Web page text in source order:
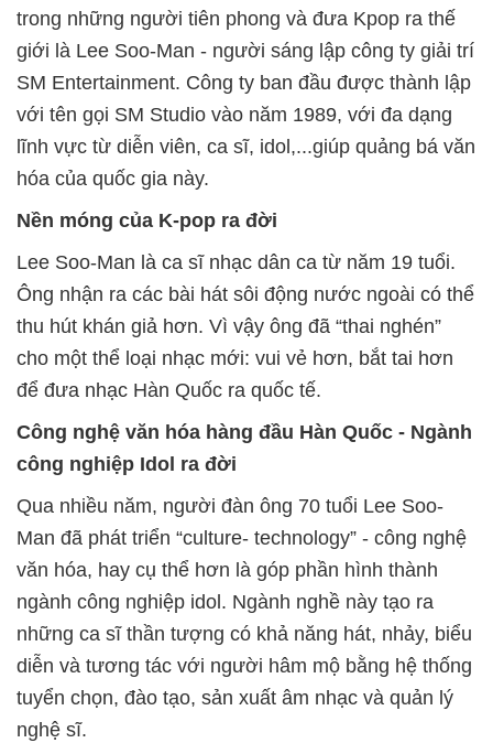
trong những người tiên phong và đưa Kpop ra thế
giới là Lee Soo-Man - người sáng lập công ty giải trí
SM Entertainment. Công ty ban đầu được thành lập
với tên gọi SM Studio vào năm 1989, với đa dạng
lĩnh vực từ diễn viên, ca sĩ, idol,...giúp quảng bá văn
hóa của quốc gia này.
Nền móng của K-pop ra đời
Lee Soo-Man là ca sĩ nhạc dân ca từ năm 19 tuổi.
Ông nhận ra các bài hát sôi động nước ngoài có thể
thu hút khán giả hơn. Vì vậy ông đã “thai nghén”
cho một thể loại nhạc mới: vui vẻ hơn, bắt tai hơn
để đưa nhạc Hàn Quốc ra quốc tế.
Công nghệ văn hóa hàng đầu Hàn Quốc - Ngành
công nghiệp Idol ra đời
Qua nhiều năm, người đàn ông 70 tuổi Lee Soo-
Man đã phát triển “culture- technology” - công nghệ
văn hóa, hay cụ thể hơn là góp phần hình thành
ngành công nghiệp idol. Ngành nghề này tạo ra
những ca sĩ thần tượng có khả năng hát, nhảy, biểu
diễn và tương tác với người hâm mộ bằng hệ thống
tuyển chọn, đào tạo, sản xuất âm nhạc và quản lý
nghệ sĩ.